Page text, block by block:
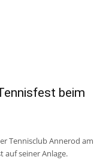
beim
Tennisclub Annerod am
auf seiner Anlage.